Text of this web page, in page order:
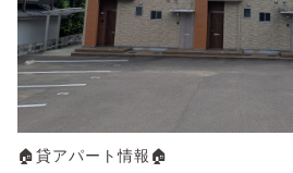
🏠貸アパート情報🏠